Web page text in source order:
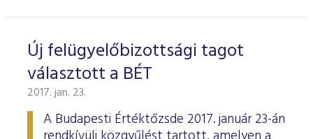
Új felügyelőbizottsági tagot
választott a BÉT
2017. jan. 23.
A Budapesti Értéktőzsde 2017. január 23-án